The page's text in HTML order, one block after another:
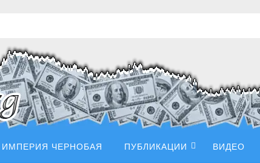
ИМПЕРИЯ ЧЕРНОБАЯ ПУБЛИКАЦИИ ВИДЕО